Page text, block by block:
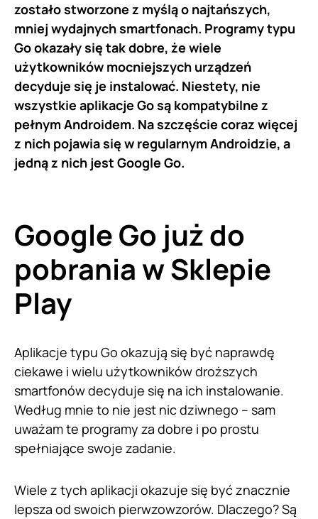
zostało stworzone z myślą o najtańszych,
mniej wydajnych smartfonach. Programy typu
Go okazały się tak dobre, że wiele
użytkowników mocniejszych urządzeń
decyduje się je instalować. Niestety, nie
wszystkie aplikacje Go są kompatybilne z
pełnym Androidem. Na szczęście coraz więcej
z nich pojawia się w regularnym Androidzie, a
jedną z nich jest Google Go.
Google Go już do
pobrania w Sklepie
Play
Aplikacje typu Go okazują się być naprawdę
ciekawe i wielu użytkowników droższych
smartfonów decyduje się na ich instalowanie.
Według mnie to nie jest nic dziwnego – sam
uważam te programy za dobre i po prostu
spełniające swoje zadanie.
Wiele z tych aplikacji okazuje się być znacznie
lepsza od swoich pierwzowzorów. Dlaczego? Są